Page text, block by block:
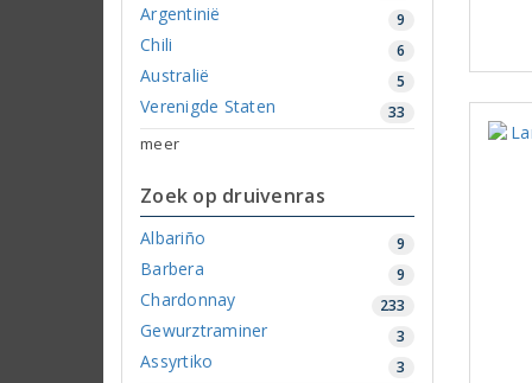
Argentinië 9
Chili 6
Australië 5
Verenigde Staten 33
meer
Zoek op druivenras
Albariño 9
Barbera 9
Chardonnay 233
Gewurztraminer 3
Assyrtiko 3